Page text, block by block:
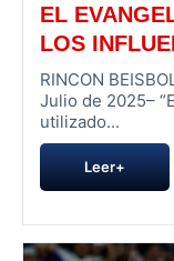
EL
LOS
RINCON
Julio de 2025–
utilizado...
Leer+